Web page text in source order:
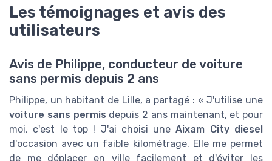
Les témoignages et avis des
utilisateurs
Avis de Philippe, conducteur de voiture
sans permis depuis 2 ans
Philippe, un habitant de Lille, a partagé : « J'utilise une
voiture sans permis depuis 2 ans maintenant, et pour
moi, c'est le top ! J'ai choisi uneAixam City diesel
d'occasion avec un faible kilométrage. Elle me permet
de me déplacer en ville facilement et d'éviter les